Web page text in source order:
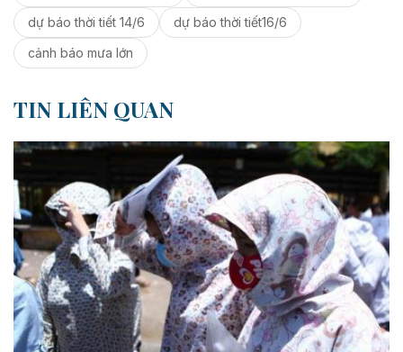
dự báo thời tiết 14/6
dự báo thời tiết16/6
cảnh báo mưa lớn
TIN LIÊN QUAN